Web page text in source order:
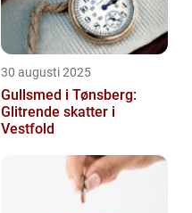
30 augusti 2025
Gullsmed i Tønsberg:
Glitrende skatter i
Vestfold